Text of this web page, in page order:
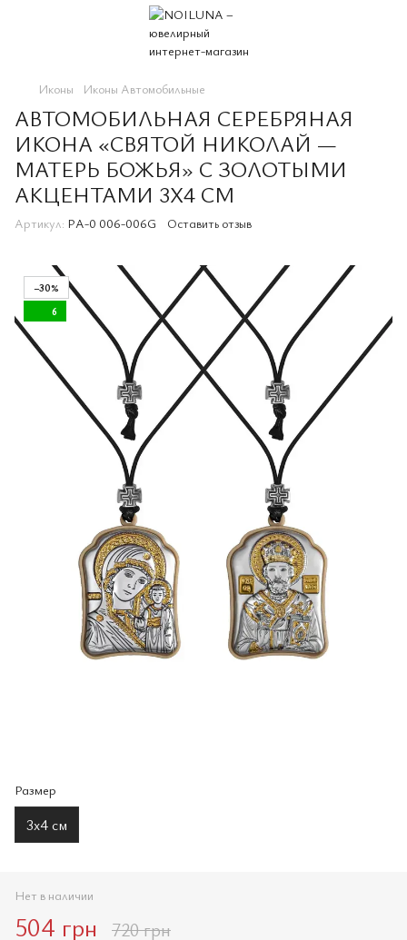
Иконы Иконы Автомобильные
АВТОМОБИЛЬНАЯ СЕРЕБРЯНАЯ
ИКОНА «СВЯТОЙ НИКОЛАЙ —
МАТЕРЬ БОЖЬЯ» С ЗОЛОТЫМИ
АКЦЕНТАМИ 3X4 СМ
Артикул: PA-0 006-006G Оставить отзыв
−30%
6
Размер
3х4 см
Нет в наличии
504 грн 720 грн